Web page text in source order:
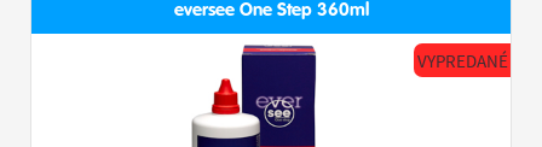
eversee One Step 360ml
VYPREDANÉ